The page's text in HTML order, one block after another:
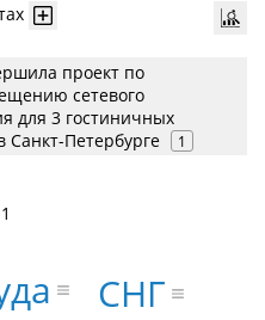
проект по
сетевого
для 3 гостиничных
Санкт-Петербурге
1
СНГ